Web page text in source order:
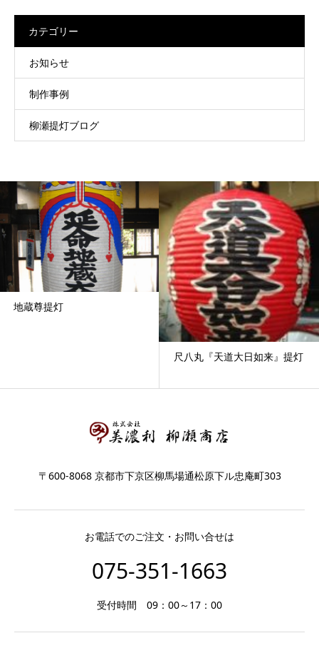
カテゴリー
お知らせ
制作事例
柳瀬提灯ブログ
地蔵尊提灯
尺八丸『天道大日如来』提灯
〒600-8068 京都市下京区柳馬場通松原下ル忠庵町303
お電話でのご注文・お問い合せは
075-351-1663
受付時間 09：00～17：00